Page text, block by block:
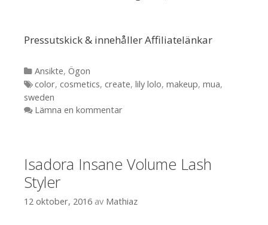
Pressutskick & innehåller Affiliatelänkar
Kategorier
Ansikte, Ögon
Etiketter
color, cosmetics, create, lily lolo, makeup, mua,
sweden
Lämna en kommentar
Isadora Insane Volume Lash
Styler
12 oktober, 2016 av Mathiaz